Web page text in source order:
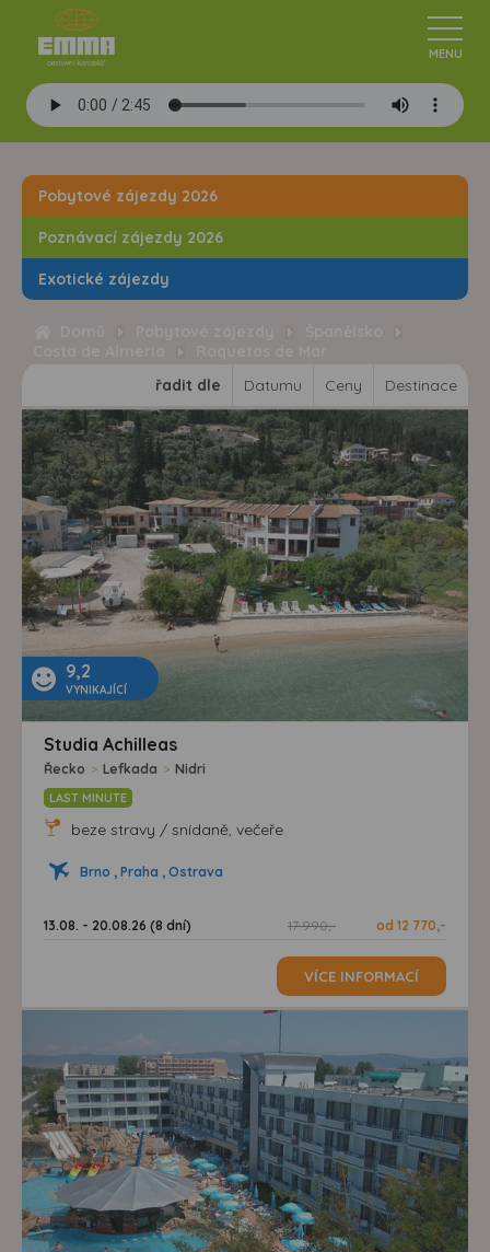
Pobytové zájezdy 2026
Poznávací zájezdy 2026
Exotické zájezdy
řadit dle
Datumu Ceny Destinace
9,2
VYNIKAJÍCÍ
Studia Achilleas
Řecko > Lefkada > Nidri
LAST MINUTE
beze stravy / snídaně, večeře
Brno , Praha , Ostrava
13.08. - 20.08.26 (8 dní) 17 990,- od 12 770,-
VÍCE INFORMACÍ